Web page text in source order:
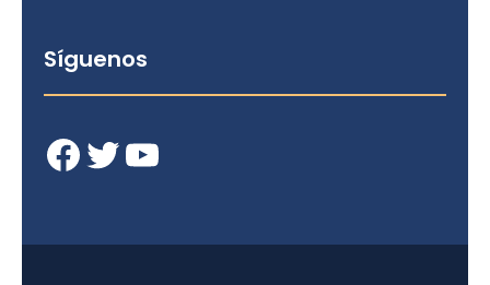
Síguenos
Facebook Twitter YouTube